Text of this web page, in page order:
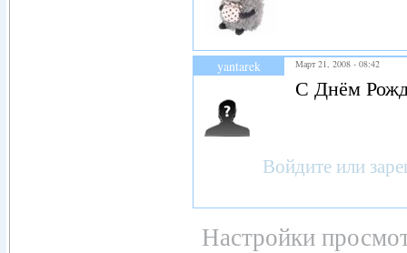
yantarek Март 21, 2008 - 08:42
С Днём
Войдите или
Настройки